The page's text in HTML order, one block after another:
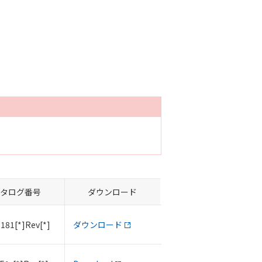
ログ番号 ダウンロード
181[*]Rev[*] ダウンロード